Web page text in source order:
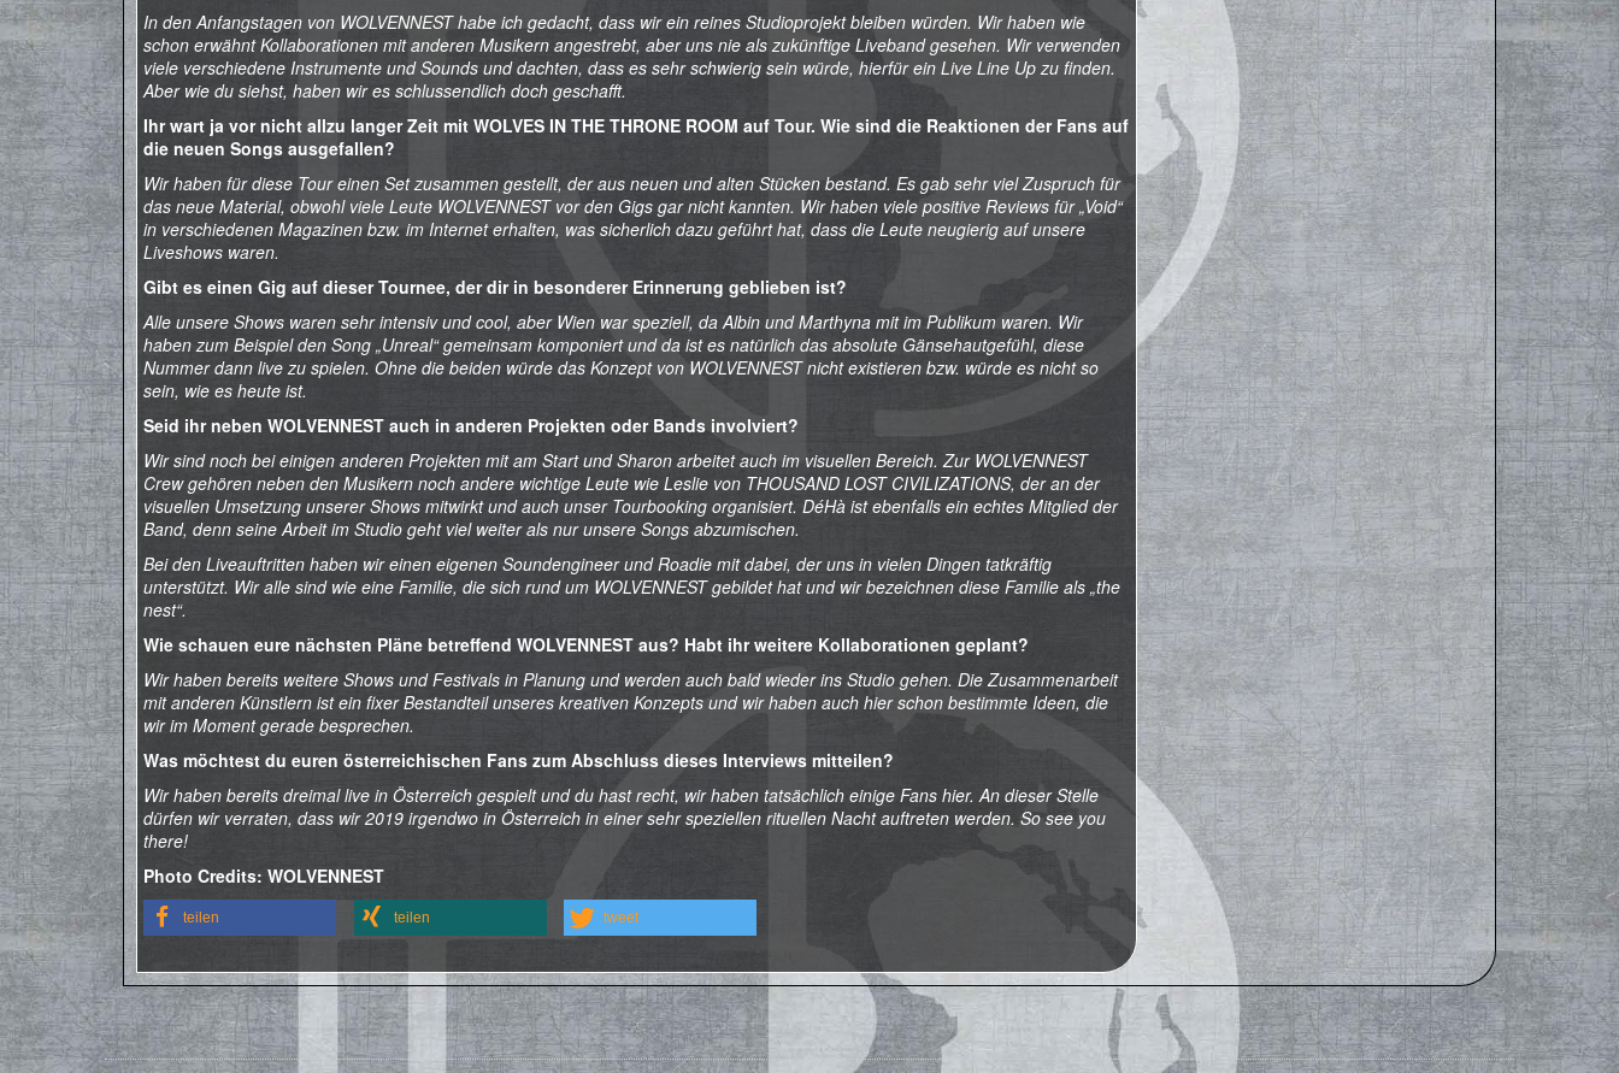
In den Anfangstagen von WOLVENNEST habe ich gedacht, dass wir ein reines Studioprojekt bleiben würden. Wir haben wie
schon erwähnt Kollaborationen mit anderen Musikern angestrebt, aber uns nie als zukünftige Liveband gesehen. Wir verwenden
viele verschiedene Instrumente und Sounds und dachten, dass es sehr schwierig sein würde, hierfür ein Live Line Up zu finden.
Aber wie du siehst, haben wir es schlussendlich doch geschafft.
Ihr wart ja vor nicht allzu langer Zeit mit WOLVES IN THE THRONE ROOM auf Tour. Wie sind die Reaktionen der Fans auf
die neuen Songs ausgefallen?
Wir haben für diese Tour einen Set zusammen gestellt, der aus neuen und alten Stücken bestand. Es gab sehr viel Zuspruch für
das neue Material, obwohl viele Leute WOLVENNEST vor den Gigs gar nicht kannten. Wir haben viele positive Reviews für „Void“
in verschiedenen Magazinen bzw. im Internet erhalten, was sicherlich dazu geführt hat, dass die Leute neugierig auf unsere
Liveshows waren.
Gibt es einen Gig auf dieser Tournee, der dir in besonderer Erinnerung geblieben ist?
Alle unsere Shows waren sehr intensiv und cool, aber Wien war speziell, da Albin und Marthyna mit im Publikum waren. Wir
haben zum Beispiel den Song „Unreal“ gemeinsam komponiert und da ist es natürlich das absolute Gänsehautgefühl, diese
Nummer dann live zu spielen. Ohne die beiden würde das Konzept von WOLVENNEST nicht existieren bzw. würde es nicht so
sein, wie es heute ist.
Seid ihr neben WOLVENNEST auch in anderen Projekten oder Bands involviert?
Wir sind noch bei einigen anderen Projekten mit am Start und Sharon arbeitet auch im visuellen Bereich. Zur WOLVENNEST
Crew gehören neben den Musikern noch andere wichtige Leute wie Leslie von THOUSAND LOST CIVILIZATIONS, der an der
visuellen Umsetzung unserer Shows mitwirkt und auch unser Tourbooking organisiert. DéHà ist ebenfalls ein echtes Mitglied der
Band, denn seine Arbeit im Studio geht viel weiter als nur unsere Songs abzumischen.
Bei den Liveauftritten haben wir einen eigenen Soundengineer und Roadie mit dabei, der uns in vielen Dingen tatkräftig
unterstützt. Wir alle sind wie eine Familie, die sich rund um WOLVENNEST gebildet hat und wir bezeichnen diese Familie als „the
nest“.
Wie schauen eure nächsten Pläne betreffend WOLVENNEST aus? Habt ihr weitere Kollaborationen geplant?
Wir haben bereits weitere Shows und Festivals in Planung und werden auch bald wieder ins Studio gehen. Die Zusammenarbeit
mit anderen Künstlern ist ein fixer Bestandteil unseres kreativen Konzepts und wir haben auch hier schon bestimmte Ideen, die
wir im Moment gerade besprechen.
Was möchtest du euren österreichischen Fans zum Abschluss dieses Interviews mitteilen?
Wir haben bereits dreimal live in Österreich gespielt und du hast recht, wir haben tatsächlich einige Fans hier. An dieser Stelle
dürfen wir verraten, dass wir 2019 irgendwo in Österreich in einer sehr speziellen rituellen Nacht auftreten werden. So see you
there!
Photo Credits: WOLVENNEST
teilen teilen tweet